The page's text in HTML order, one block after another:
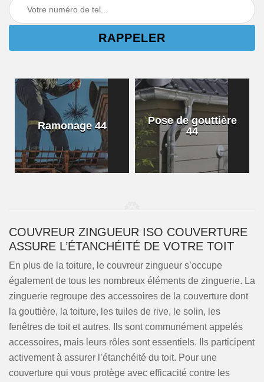
Ramonage 44
Pose de gouttière
44
COUVREUR ZINGUEUR ISO COUVERTURE
ASSURE L’ÉTANCHÉITÉ DE VOTRE TOIT
En plus de la toiture, le couvreur zingueur s’occupe
également de tous les nombreux éléments de zinguerie. La
zinguerie regroupe des accessoires de la couverture dont
la gouttière, la toiture, les tuiles de rive, le solin, les
fenêtres de toit et autres. Ils sont communément appelés
accessoires, mais leurs rôles sont essentiels. Ils participent
activement à assurer l’étanchéité du toit. Pour une
couverture qui vous protège avec efficacité contre les